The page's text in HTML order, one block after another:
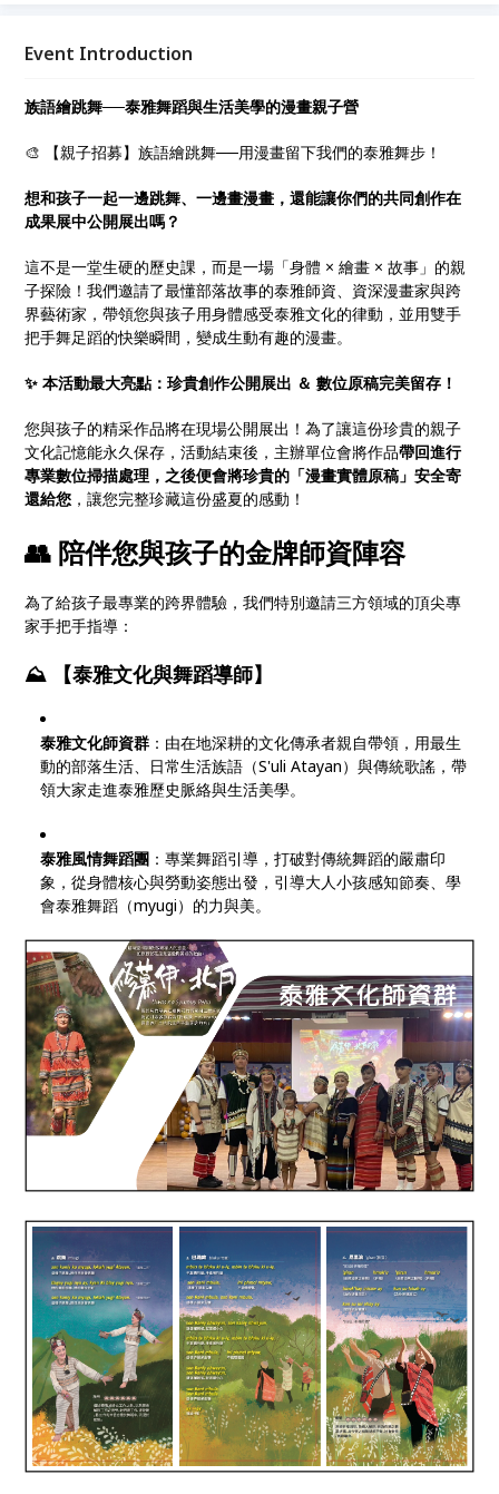
導，將身體律動轉化為趣味漫畫。作品不僅參與實體成
元（含材料與 4 份餐盒），額滿即止！
Event Introduction
族語繪跳舞──泰雅舞蹈與生活美學的漫畫親子營
🎨 【親子招募】族語繪跳舞──用漫畫留下我們的泰雅舞步！
想和孩子一起一邊跳舞、一邊畫漫畫，還能讓你們的共同創作在
成果展中公開展出嗎？
這不是一堂生硬的歷史課，而是一場「身體 × 繪畫 × 故事」的親
子探險！我們邀請了最懂部落故事的泰雅師資、資深漫畫家與跨
界藝術家，帶領您與孩子用身體感受泰雅文化的律動，並用雙手
把手舞足蹈的快樂瞬間，變成生動有趣的漫畫。
✨ 本活動最大亮點：珍貴創作公開展出 ＆ 數位原稿完美留存！
您與孩子的精采作品將在現場公開展出！為了讓這份珍貴的親子
文化記憶能永久保存，活動結束後，主辦單位會將作品帶回進行
專業數位掃描處理，之後便會將珍貴的「漫畫實體原稿」安全寄
還給您 ，讓您完整珍藏這份盛夏的感動！
👥 陪伴您與孩子的金牌師資陣容
為了給孩子最專業的跨界體驗，我們特別邀請三方領域的頂尖專
家手把手指導：
⛰️ 【泰雅文化與舞蹈導師】
泰雅文化師資群 ：由在地深耕的文化傳承者親自帶領，用最生
動的部落生活、日常生活族語（S'uli Atayan）與傳統歌謠，帶
領大家走進泰雅歷史脈絡與生活美學。
泰雅風情舞蹈團 ：專業舞蹈引導，打破對傳統舞蹈的嚴肅印
象，從身體核心與勞動姿態出發，引導大人小孩感知節奏、學
會泰雅舞蹈（myugi）的力與美。